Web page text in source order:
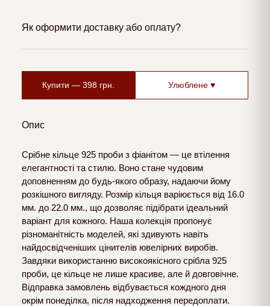
Як оформити доставку або оплату?
Купити — 398 грн. Улюблене ♥
Опис
Срібне кільце 925 проби з фіанітом — це втілення
елегантності та стилю. Воно стане чудовим
доповненням до будь-якого образу, надаючи йому
розкішного вигляду. Розмір кільця варіюється від 16.0
мм. до 22.0 мм., що дозволяє підібрати ідеальний
варіант для кожного. Наша колекція пропонує
різноманітність моделей, які здивують навіть
найдосвідченіших цінителів ювелірних виробів.
Завдяки використанню високоякісного срібла 925
проби, це кільце не лише красиве, але й довговічне.
Відправка замовлень відбувається кождного дня
окрім понеділка, після надходження передоплати.